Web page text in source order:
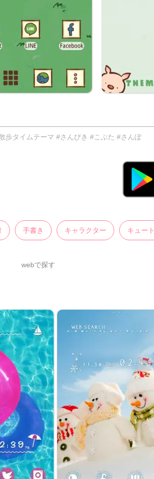
歩タイムテーマ #さんびき #こぶた #さんぽ
手書き キャラクター キュート
webで探す